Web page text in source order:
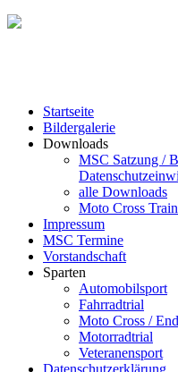
Startseite
Bildergalerie
Downloads
MSC Satzung /
alle Downloads
Moto Cross
Impressum
MSC Termine
Vorstandschaft
Sparten
Automobilsport
Fahrradtrial
Moto Cross /
Motorradtrial
Veteranensport
Datenschutzerklärung